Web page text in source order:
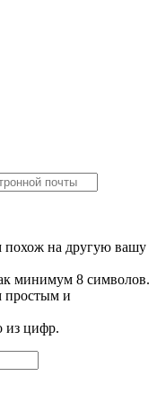
похож на другую вашу
минимум 8 символов.
простым и
из цифр.